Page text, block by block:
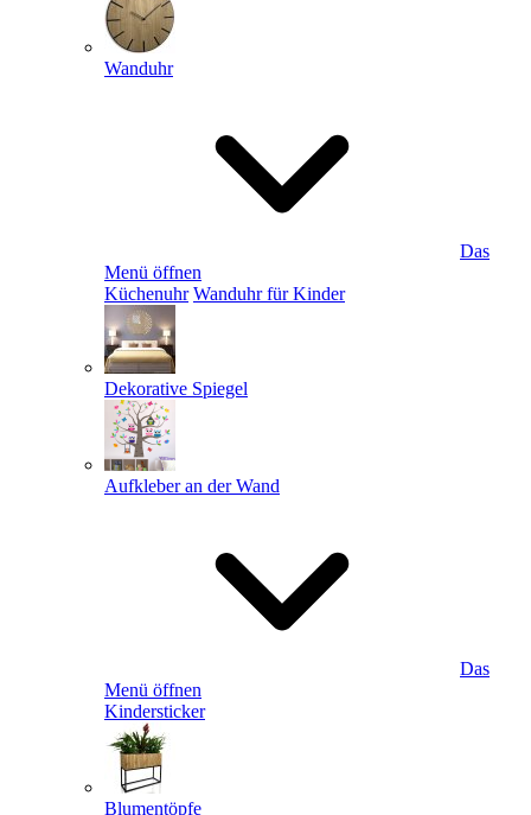
Wanduhr
Das
Menü öffnen
Küchenuhr Wanduhr für Kinder
Dekorative Spiegel
Aufkleber an der Wand
Das
Menü öffnen
Kindersticker
Blumentöpfe